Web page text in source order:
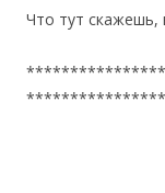
Что тут скажешь,